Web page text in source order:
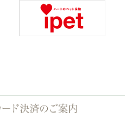
ード決済のご案内